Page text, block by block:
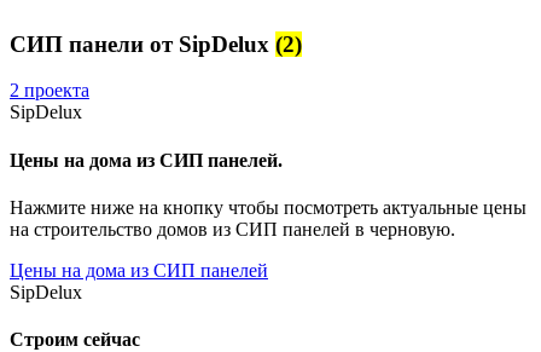
СИП панели от SipDelux (2)
2 проекта
SipDelux
Цены на дома из СИП панелей.
Нажмите ниже на кнопку чтобы посмотреть актуальные цены
на строительство домов из СИП панелей в черновую.
Цены на дома из СИП панелей
SipDelux
Строим сейчас